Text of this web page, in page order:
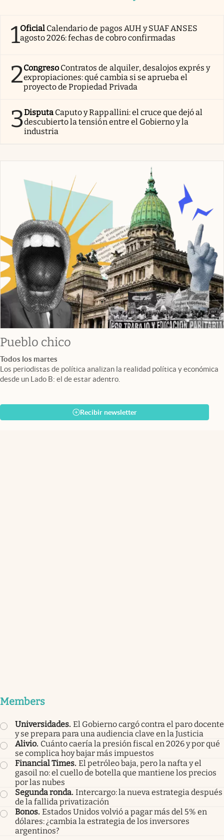
1Oficial Calendario de pagos AUH y SUAF ANSES
agosto 2026: fechas de cobro confirmadas
2Congreso Contratos de alquiler, desalojos exprés y
expropiaciones: qué cambia si se aprueba el
proyecto de Propiedad Privada
3Disputa Caputo y Rappallini: el cruce que dejó al
descubierto la tensión entre el Gobierno y la
industria
Pueblo chico
Todos los martes
Los periodistas de política analizan la realidad política y económica
desde un Lado B: el de estar adentro.
Recibir newsletter
Members
Universidades. El Gobierno cargó contra el paro docente
y se prepara para una audiencia clave en la Justicia
Alivio. Cuánto caería la presión fiscal en 2026 y por qué
se complica hoy bajar más impuestos
Financial Times. El petróleo baja, pero la nafta y el
gasoil no: el cuello de botella que mantiene los precios
por las nubes
Segunda ronda. Intercargo: la nueva estrategia después
de la fallida privatización
Bonos. Estados Unidos volvió a pagar más del 5% en
dólares: ¿cambia la estrategia de los inversores
argentinos?